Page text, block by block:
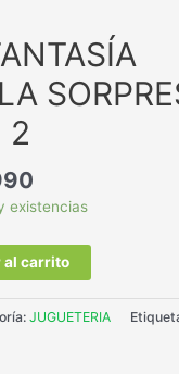
2
existencias
al carrito
JUGUETERIA